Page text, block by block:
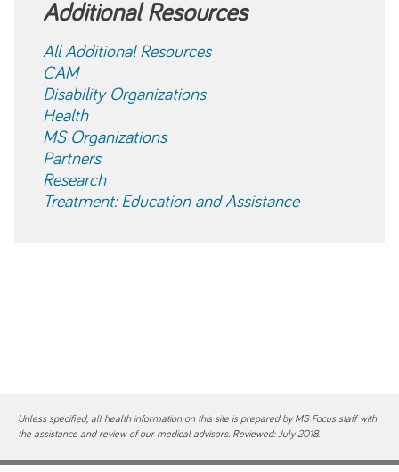
Additional Resources
All Additional Resources
CAM
Disability Organizations
Health
MS Organizations
Partners
Research
Treatment: Education and Assistance
Unless specified, all health information on this site is prepared by MS Focus staff with
the assistance and review of our medical advisors. Reviewed: July 2018.